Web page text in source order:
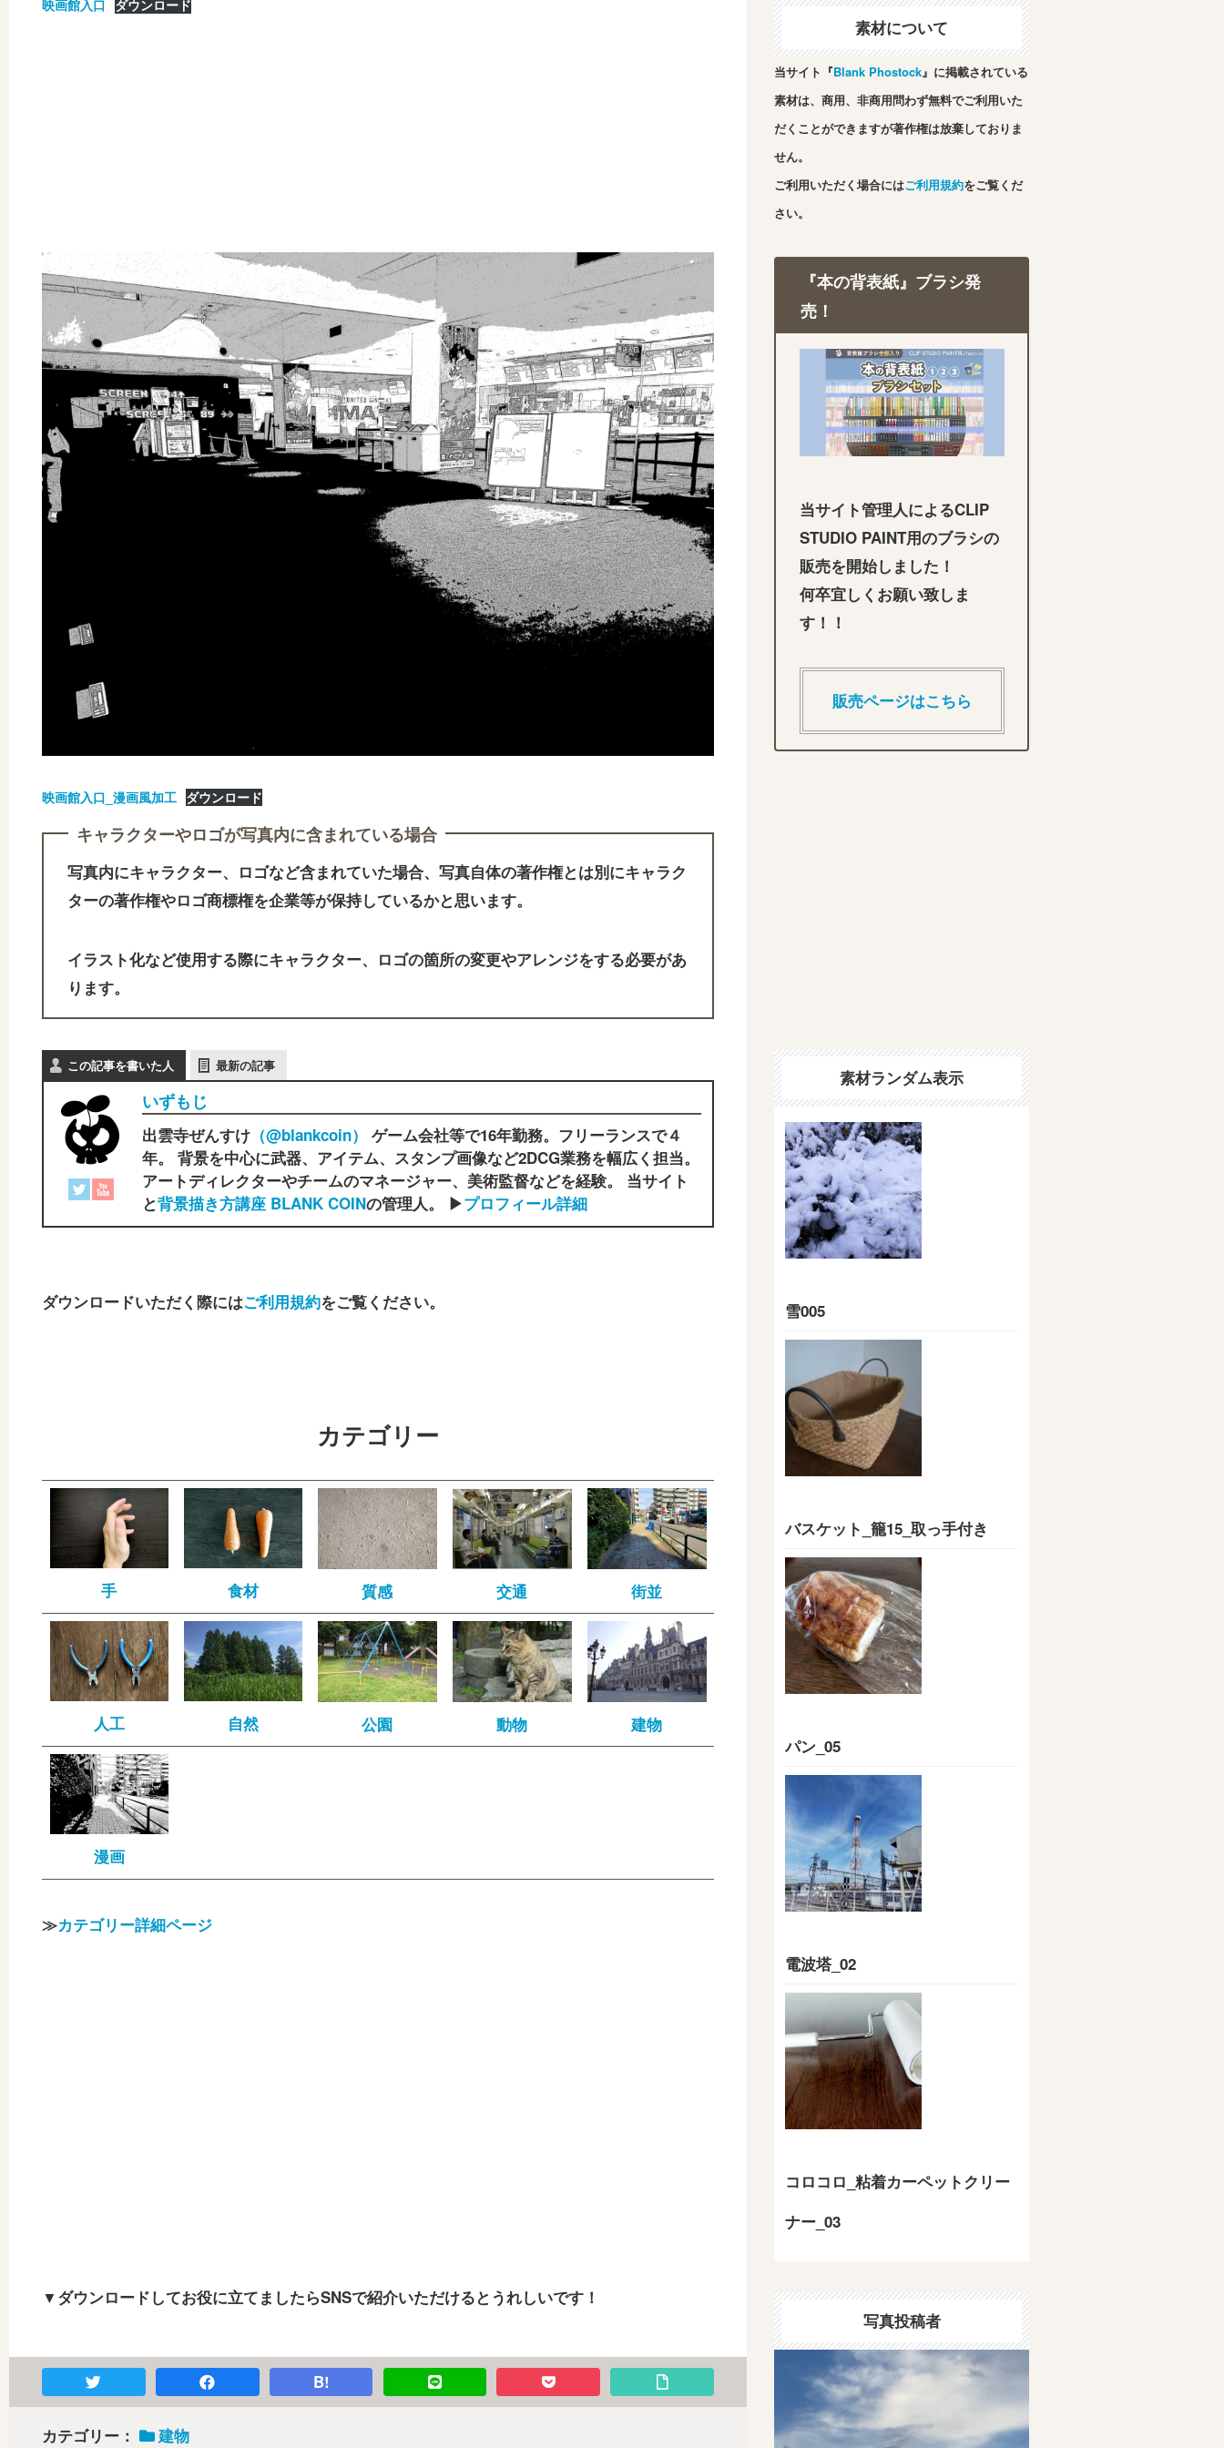
映画館入口 ダウンロード
映画館入口_漫画風加工 ダウンロード
キャラクターやロゴが写真内に含まれている場合
写真内にキャラクター、ロゴなど含まれていた場合、写真自体の著作権とは別にキャラク
ターの著作権やロゴ商標権を企業等が保持しているかと思います。
イラスト化など使用する際にキャラクター、ロゴの箇所の変更やアレンジをする必要があ
ります。
この記事を書いた人 最新の記事
いずもじ
出雲寺ぜんすけ （‎@blankcoin）
ゲーム会社等で16年勤務。フリーランスで４
年。 背景を中心に武器、アイテム、スタンプ画像など2DCG業務を幅広く担当。
アートディレクターやチームのマネージャー、美術監督などを経験。 当サイト
と背景描き方講座 BLANK COINの管理人。 ▶プロフィール詳細
ダウンロードいただく際にはご利用規約をご覧ください。
カテゴリー
手 食材 質感 交通 街並
人工 自然 公園 動物 建物
漫画
≫カテゴリー詳細ページ
▼ダウンロードしてお役に立てましたらSNSで紹介いただけるとうれしいです！
B!
カテゴリー： 建物
素材について
当サイト『Blank Phostock』に掲載されている
素材は、商用、非商用問わず無料でご利用いた
だくことができますが著作権は放棄しておりま
せん。
ご利用いただく場合にはご利用規約をご覧くだ
さい。
『本の背表紙』ブラシ発
売！
当サイト管理人によるCLIP
STUDIO PAINT用のブラシの
販売を開始しました！
何卒宜しくお願い致しま
す！！
販売ページはこちら
素材ランダム表示
雪005
バスケット_籠15_取っ手付き
パン_05
電波塔_02
コロコロ_粘着カーペットクリー
ナー_03
写真投稿者